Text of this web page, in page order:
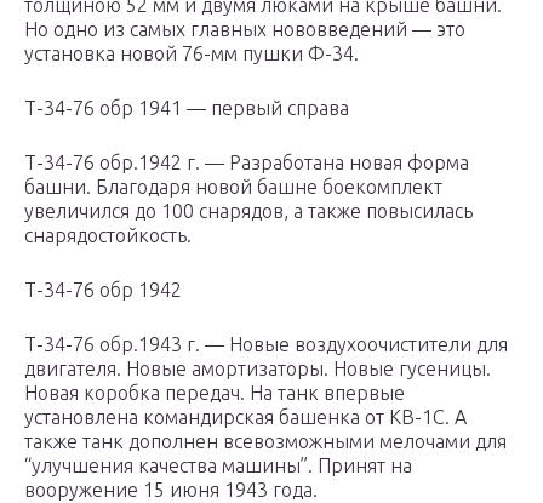
толщиною 52 мм и двумя люками на крыше башни.
Но одно из самых главных нововведений — это
установка новой 76-мм пушки Ф-34.
Т-34-76 обр 1941 — первый справа
Т-34-76 обр.1942 г. — Разработана новая форма
башни. Благодаря новой башне боекомплект
увеличился до 100 снарядов, а также повысилась
снарядостойкость.
Т-34-76 обр 1942
Т-34-76 обр.1943 г. — Новые воздухоочистители для
двигателя. Новые амортизаторы. Новые гусеницы.
Новая коробка передач. На танк впервые
установлена командирская башенка от КВ-1С. А
также танк дополнен всевозможными мелочами для
“улучшения качества машины”. Принят на
вооружение 15 июня 1943 года.